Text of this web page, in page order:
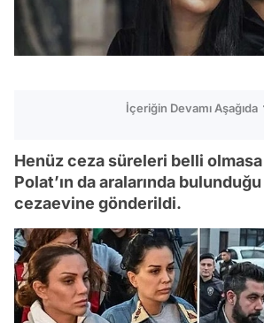
İçeriğin Devamı Aşağıda
Henüz ceza süreleri belli olmasa
Polat’ın da aralarında
cezaevine gönderildi.